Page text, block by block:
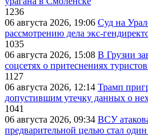
1236
06 августа 2026, 19:06 Суд на
рассмотрению дела экс-
1035
06 августа 2026, 15:08 В Грузии
соцсетях о притеснениях
1127
06 августа 2026, 12:14 Трамп
допустившим утечку данных о
1041
06 августа 2026, 09:34 ВСУ
предварительной целью стал